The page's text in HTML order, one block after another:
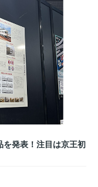
発表！注目は京王初